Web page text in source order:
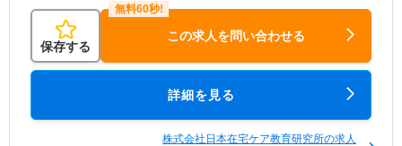
保存する
この求人を問い合わせる
詳細を見る
株式会社日本在宅ケア教育研究所の求人